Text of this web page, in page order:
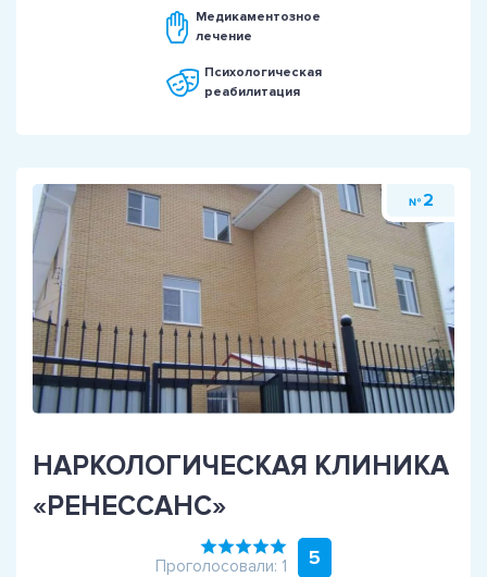
Медикаментозное
лечение
Психологическая
реабилитация
№ 2
НАРКОЛОГИЧЕСКАЯ КЛИНИКА
«РЕНЕССАНС»
Проголосовали: 1 5